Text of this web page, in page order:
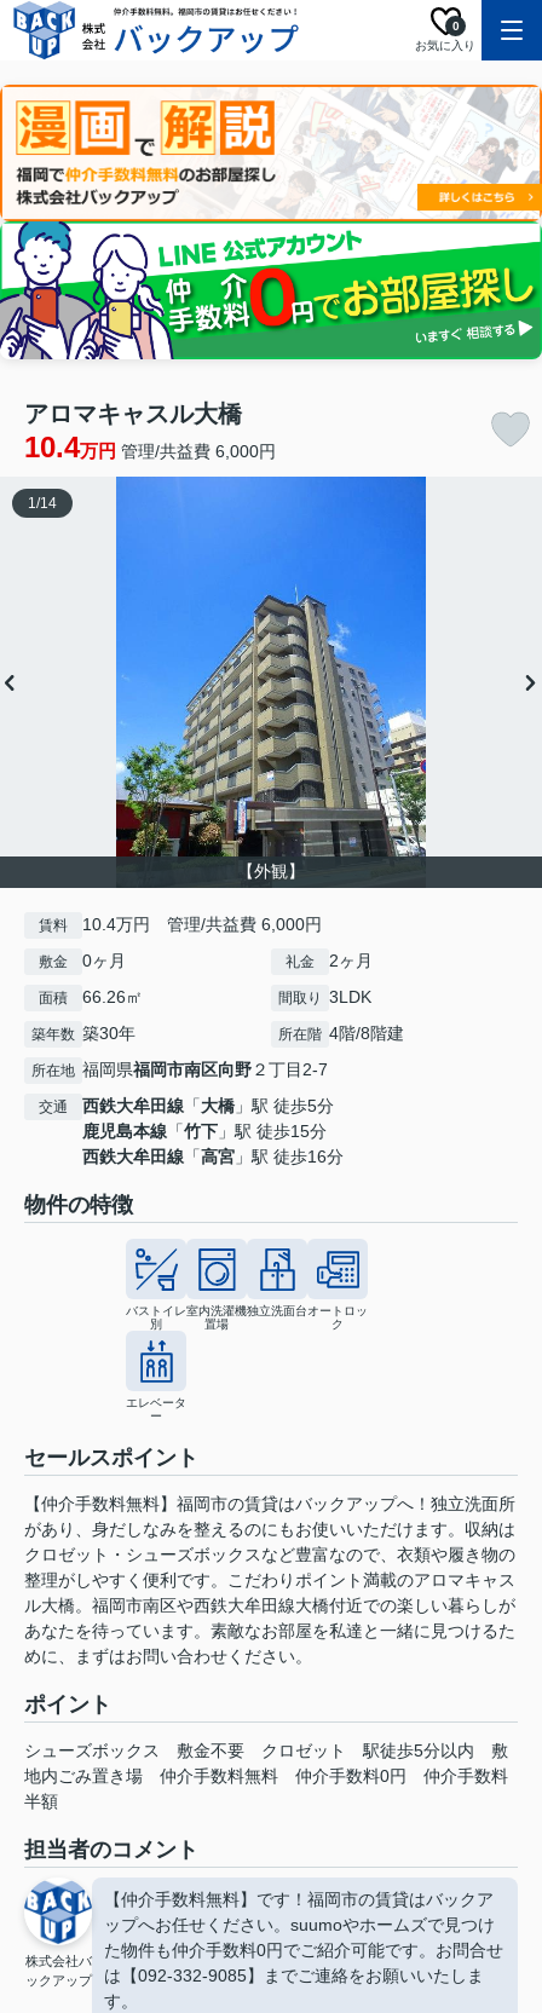
お気に入り
0
アロマキャスル大橋
10.4万円 管理/共益費 6,000円
【外観】
1/14
賃料 10.4万円 管理/共益費 6,000円
敷金 0ヶ月 礼金 2ヶ月
面積 66.26㎡ 間取り 3LDK
築年数 築30年 所在階 4階/8階建
所在地 福岡県福岡市南区向野２丁目2-7
交通 西鉄大牟田線 「大橋 」駅 徒歩5分
鹿児島本線 「竹下 」駅 徒歩15分
西鉄大牟田線 「高宮 」駅 徒歩16分
物件の特徴
バストイレ
別
室内洗濯機
置場
独立洗面台オートロッ
ク
エレベータ
ー
セールスポイント
【仲介手数料無料】福岡市の賃貸はバックアップへ！独立洗面所
があり、身だしなみを整えるのにもお使いいただけます。収納は
クロゼット・シューズボックスなど豊富なので、衣類や履き物の
整理がしやすく便利です。こだわりポイント満載のアロマキャス
ル大橋。福岡市南区や西鉄大牟田線大橋付近での楽しい暮らしが
あなたを待っています。素敵なお部屋を私達と一緒に見つけるた
めに、まずはお問い合わせください。
ポイント
シューズボックス 敷金不要 クロゼット 駅徒歩5分以内
敷
地内ごみ置き場
仲介手数料無料 仲介手数料0円
仲介手数料
半額
担当者のコメント
株式会社バ
ックアップ
【仲介手数料無料】です！福岡市の賃貸はバックア
ップへお任せください。suumoやホームズで見つけ
た物件も仲介手数料0円でご紹介可能です。お問合せ
は【092-332-9085】までご連絡をお願いいたしま
す。